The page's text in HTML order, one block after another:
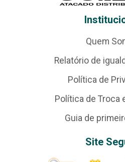
Quem
Relatório de
Política de
Política de Troca
Guia de
Site